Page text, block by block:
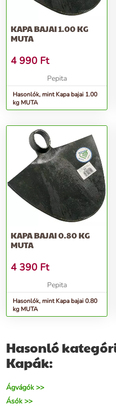
KAPA BAJAI 1.00 KG
MUTA
4 990 Ft
Pepita
Hasonlók, mint Kapa bajai 1.00
kg MUTA
KAPA BAJAI 0.80 KG
MUTA
4 390 Ft
Pepita
Hasonlók, mint Kapa bajai 0.80
kg MUTA
Hasonló
Kapák:
Ágvágók >>
Ásók >>